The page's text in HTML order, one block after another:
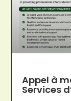
Appel à
Services